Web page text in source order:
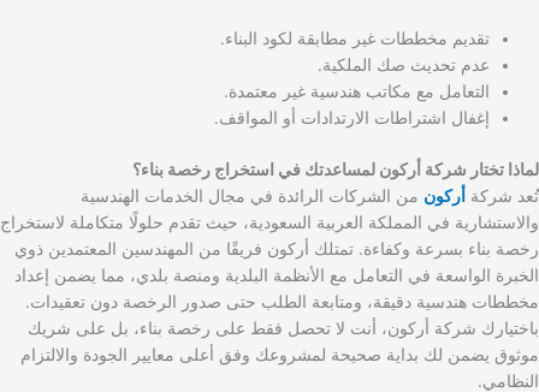
تقديم مخططات غير مطابقة لكود البناء.
عدم تحديث صك الملكية.
التعامل مع مكاتب هندسية غير معتمدة.
إغفال اشتراطات الارتدادات أو المواقف.
لماذا تختار شركة أركون لمساعدتك في استخراج رخصة بناء؟
تُعد شركة أركون من الشركات الرائدة في مجال الخدمات الهندسية
والاستشارية في المملكة العربية السعودية، حيث تقدم حلولًا متكاملة لاستخراج
رخصة بناء بسرعة وكفاءة. تمتلك أركون فريقًا من المهندسين المعتمدين ذوي
الخبرة الواسعة في التعامل مع الأنظمة البلدية ومنصة بلدي، مما يضمن إعداد
مخططات هندسية دقيقة، ومتابعة الطلب حتى صدور الرخصة دون تعقيدات.
باختيارك شركة أركون، أنت لا تحصل فقط على رخصة بناء، بل على شريك
موثوق يضمن لك بداية صحيحة لمشروعك وفق أعلى معايير الجودة والالتزام
النظامي.